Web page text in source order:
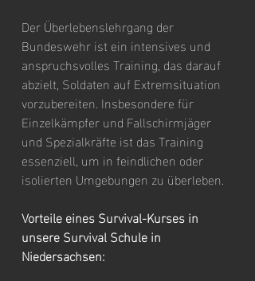
Der Überlebenslehrgang der
Bundeswehr ist ein intensives und
anspruchsvolles Training, das darauf
abzielt, Soldaten auf Extremsituation
vorzubereiten. Insbesondere für
Einzelkämpfer und Fallschirmjäger
und Spezialkräfte ist das Training
essenziell, um in feindlichen oder
isolierten Umgebungen zu überleben.
Vorteile eines Survival-Kurses in
unsere Survival Schule in
Niedersachsen: